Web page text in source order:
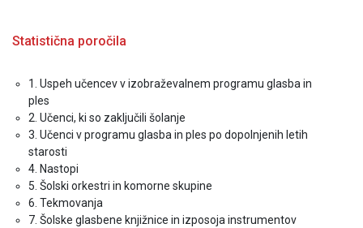
Statistična poročila
1. Uspeh učencev v izobraževalnem programu glasba in
ples
2. Učenci, ki so zaključili šolanje
3. Učenci v programu glasba in ples po dopolnjenih letih
starosti
4. Nastopi
5. Šolski orkestri in komorne skupine
6. Tekmovanja
7. Šolske glasbene knjižnice in izposoja instrumentov